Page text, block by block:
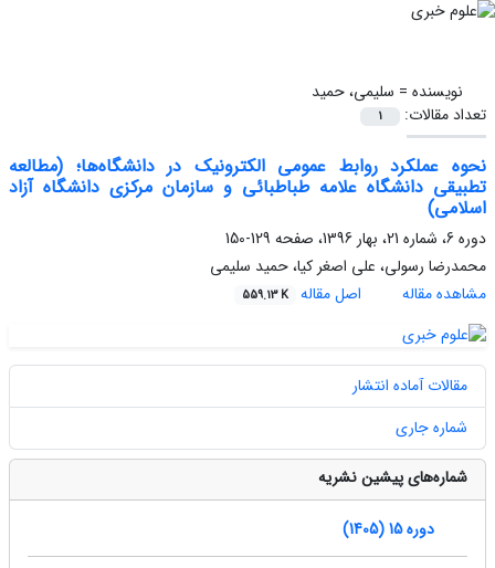
نویسنده = سلیمی، حمید
تعداد مقالات:
1
نحوه عملکرد روابط عمومی الکترونیک در دانشگاه‌ها؛ (مطالعه
تطبیقی دانشگاه علامه طباطبائی و سازمان مرکزی دانشگاه آزاد
اسلامی)
دوره 6، شماره 21، بهار 1396، صفحه
129-150
محمدرضا رسولی، علی اصغر کیا، حمید سلیمی
مشاهده مقاله
اصل مقاله 559.13 K
مقالات آماده انتشار
شماره جاری
شماره‌های پیشین نشریه
دوره 15 (1405)